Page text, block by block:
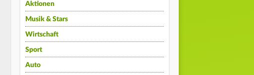
Aktionen
Musik & Stars
Wirtschaft
Sport
Auto